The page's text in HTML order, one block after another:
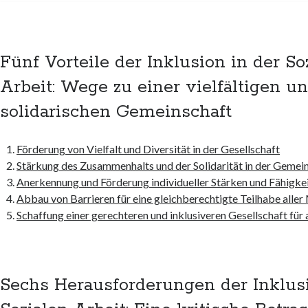
Fünf Vorteile der Inklusion in der
Arbeit: Wege zu einer vielfältigen
solidarischen Gemeinschaft
Förderung von Vielfalt und Diversität in der Gesellschaft
Stärkung des Zusammenhalts und der Solidarität in der
Anerkennung und Förderung individueller Stärken und
Abbau von Barrieren für eine gleichberechtigte Teilhabe aller
Schaffung einer gerechteren und inklusiveren Gesellschaft für
Sechs Herausforderungen der